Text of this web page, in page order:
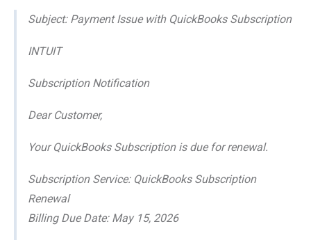
Subject: Payment Issue with QuickBooks Subscription
INTUIT
Subscription Notification
Dear Customer,
Your QuickBooks Subscription is due for renewal.
Subscription Service: QuickBooks Subscription
Renewal
Billing Due Date: May 15, 2026